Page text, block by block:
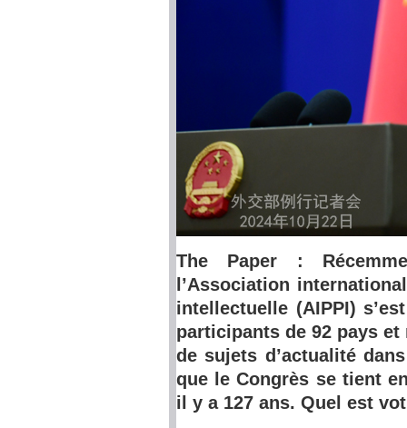
The Paper :
l’Association
intellectuelle (AIPPI)
participants de 92 pays
de sujets d’actualité
que le Congrès se tient
il y a 127 ans. Quel est